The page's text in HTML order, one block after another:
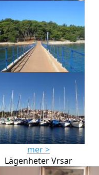
mer >
Lägenheter Vrsar